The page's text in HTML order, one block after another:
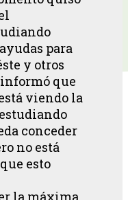
para
y otros
que
viendo la
conceder
no está
esto
la máxima